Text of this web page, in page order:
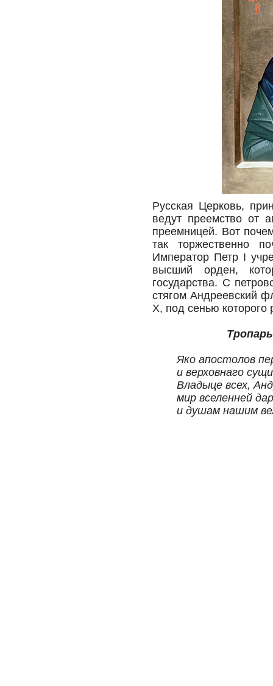
Русская Церковь,
ведут преемство от
преемницей. Вот
так торжественно
Император Петр I
высший орден,
государства. С
стягом Андреевский
X, под сенью
Яко апостолов
и верховнаго
Владыце всех,
мир вселенней
и душам нашим